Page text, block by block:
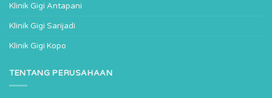
Klinik Gigi Antapani
Klinik Gigi Sarijadi
Klinik Gigi Kopo
TENTANG PERUSAHAAN